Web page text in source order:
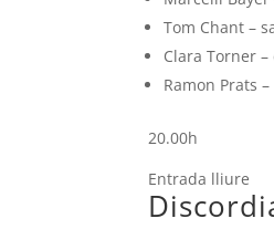
Tom Chant –
Clara Torner –
Ramon Prats
20.00h
Entrada lliure